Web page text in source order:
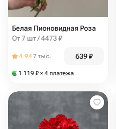
Белая Пионовидная Роза
От 7 шт / 4473 ₽
4.947 тыс. 639₽
1 119 ₽ × 4 платежа